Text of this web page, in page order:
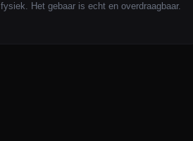
fysiek. Het gebaar is echt en overdraagbaar.